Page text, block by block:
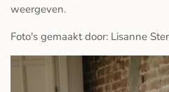
weergeven.
Foto's gemaakt door: Lisanne